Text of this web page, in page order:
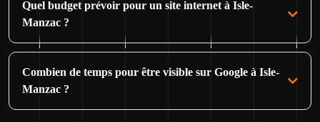
Quel budget prévoir pour un site internet à Isle-
Manzac ?
Combien de temps pour être visible sur Google à Isle-
Manzac ?